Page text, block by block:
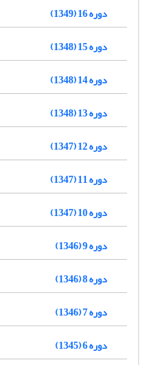
دوره 16 (1349)
دوره 15 (1348)
دوره 14 (1348)
دوره 13 (1348)
دوره 12 (1347)
دوره 11 (1347)
دوره 10 (1347)
دوره 9 (1346)
دوره 8 (1346)
دوره 7 (1346)
دوره 6 (1345)